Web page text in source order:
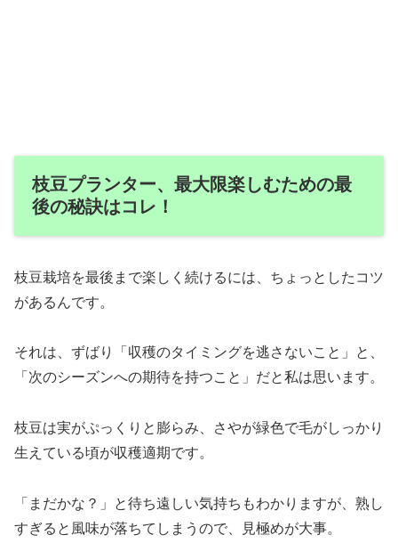
枝豆プランター、最大限楽しむための最
後の秘訣はコレ！
枝豆栽培を最後まで楽しく続けるには、ちょっとしたコツ
があるんです。
それは、ずばり「収穫のタイミングを逃さないこと」と、
「次のシーズンへの期待を持つこと」だと私は思います。
枝豆は実がぷっくりと膨らみ、さやが緑色で毛がしっかり
生えている頃が収穫適期です。
「まだかな？」と待ち遠しい気持ちもわかりますが、熟し
すぎると風味が落ちてしまうので、見極めが大事。